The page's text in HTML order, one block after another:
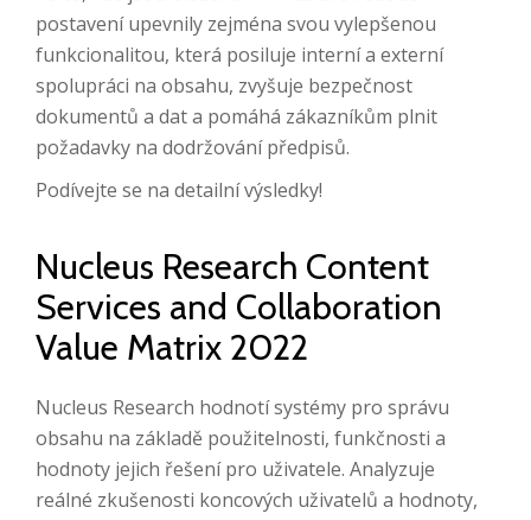
postavení upevnily zejména svou vylepšenou
funkcionalitou, která posiluje interní a externí
spolupráci na obsahu, zvyšuje bezpečnost
dokumentů a dat a pomáhá zákazníkům plnit
požadavky na dodržování předpisů.
Podívejte se na detailní výsledky!
Nucleus Research Content
Services and Collaboration
Value Matrix 2022
Nucleus Research hodnotí systémy pro správu
obsahu na základě použitelnosti, funkčnosti a
hodnoty jejich řešení pro uživatele. Analyzuje
reálné zkušenosti koncových uživatelů a hodnoty,